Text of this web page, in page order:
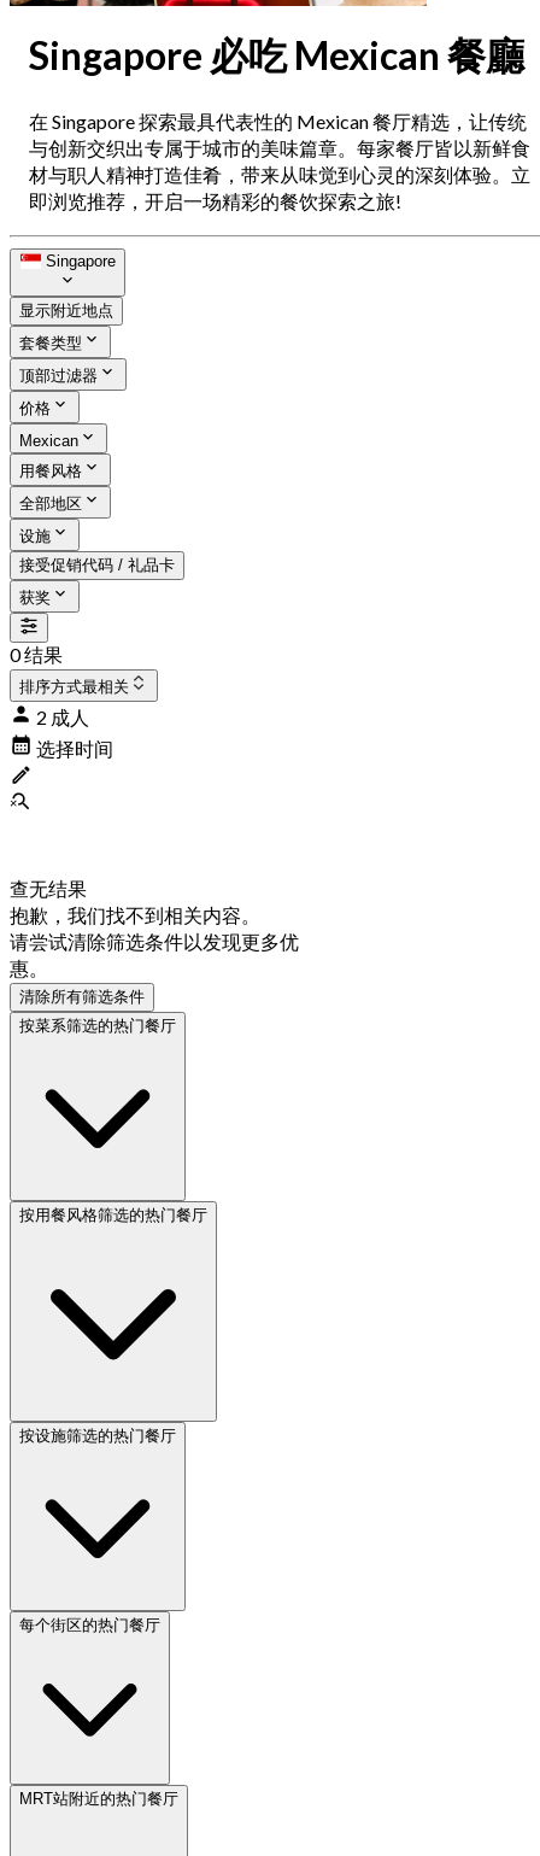
Singapore 必吃 Mexican 餐廳
在 Singapore 探索最具代表性的 Mexican 餐厅精选，让传统
与创新交织出专属于城市的美味篇章。每家餐厅皆以新鲜食
材与职人精神打造佳肴，带来从味觉到心灵的深刻体验。立
即浏览推荐，开启一场精彩的餐饮探索之旅!
Singapore
显示附近地点
套餐类型
顶部过滤器
价格
Mexican
用餐风格
全部地区
设施
接受促销代码 / 礼品卡
获奖
0 结果
排序方式最相关
2 成人
选择时间
查无结果
抱歉，我们找不到相关内容。
请尝试清除筛选条件以发现更多优
惠。
清除所有筛选条件
按菜系筛选的热门餐厅
按用餐风格筛选的热门餐厅
按设施筛选的热门餐厅
每个街区的热门餐厅
MRT站附近的热门餐厅